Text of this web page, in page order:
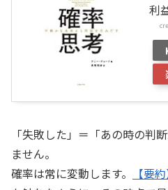
利
「失敗した」＝「あの時の判
ません。
確率は常に変動します。
【要